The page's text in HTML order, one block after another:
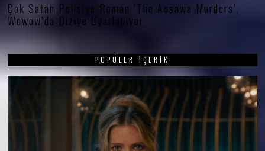
Çok Satan Polisiye Roman ‘The Aosawa Murders’,
Wowow’da Diziye Uyarlanıyor
POPÜLER İÇERIK